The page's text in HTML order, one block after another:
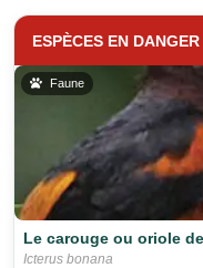
ESPÈCES EN DANGER
Faune
Le carouge ou oriole
Icterus bonana